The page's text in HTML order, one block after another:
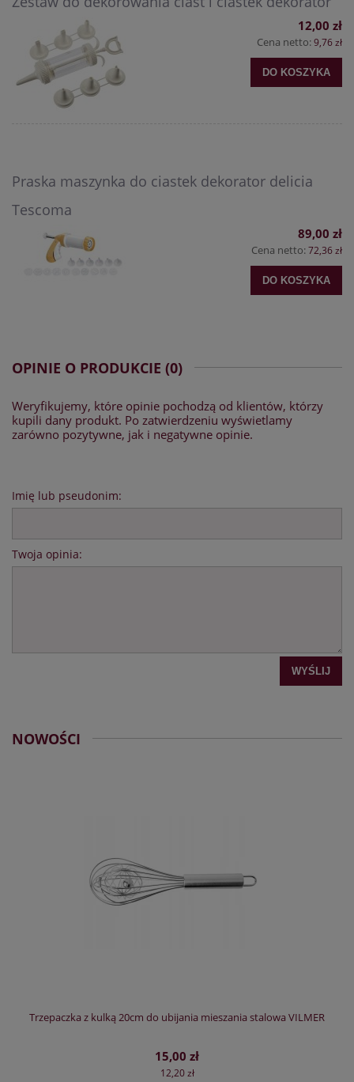
12,00 zł
Cena netto:9,76 zł
DO KOSZYKA
Praska maszynka do ciastek dekorator delicia
Tescoma
89,00 zł
Cena netto:72,36 zł
DO KOSZYKA
OPINIE O PRODUKCIE (0)
Weryfikujemy, które opinie pochodzą od klientów, którzy
kupili dany produkt. Po zatwierdzeniu wyświetlamy
zarówno pozytywne, jak i negatywne opinie.
Imię lub pseudonim:
Twoja opinia:
WYŚLIJ
NOWOŚCI
Trzepaczka z kulką 20cm do ubijania mieszania stalowa VILMER
15,00 zł
12,20 zł